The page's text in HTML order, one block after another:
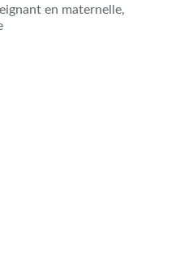
en maternelle,